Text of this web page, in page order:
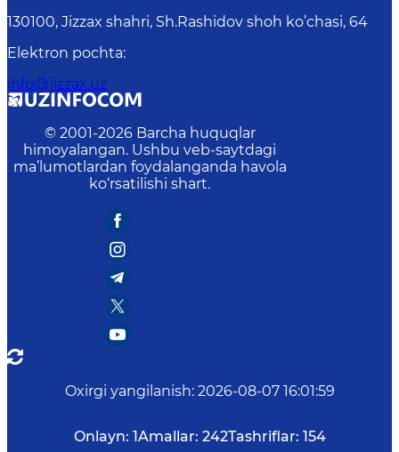
130100, Jizzax shahri, Sh.Rashidov shoh ko’chasi, 64
Elektron pochta:
info@jizzax.uz
© 2001-2026 Barcha huquqlar
himoyalangan. Ushbu veb-saytdagi
ma’lumotlardan foydalanganda havola
ko‘rsatilishi shart.
Oxirgi yangilanish: 2026-08-07 16:01:59
Onlayn: 1Amallar: 242Tashriflar: 154